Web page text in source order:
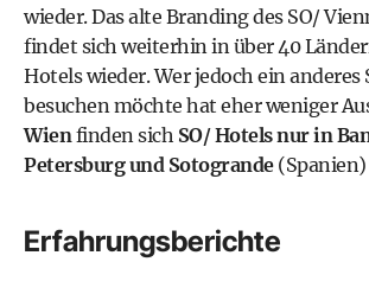
wieder. Das alte Branding des SO/
findet sich weiterhin in über 40
Hotels wieder. Wer jedoch ein anderes
besuchen möchte hat eher weniger
Wienfinden sich SO/ Hotels nur in
Petersburg und Sotogrande(Spanien)
Erfahrungsberichte